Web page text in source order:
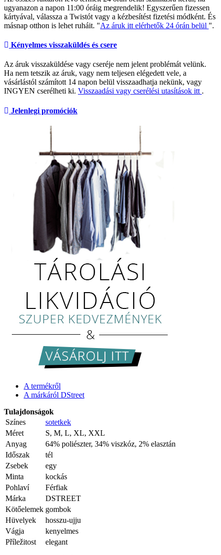
ugyanazon a napon 11:00 óráig megrendelik! Egyszerűen fizessen
kártyával, válassza a Twistót vagy a kézbesítést fizetési módként. És
másnap otthon is lehet ruháit. "Az áruk itt elérhetők 24 órán belül ".
Kényelmes visszaküldés és csere
Az áruk visszaküldése vagy cseréje nem jelent problémát velünk.
Ha nem tetszik az áruk, vagy nem teljesen elégedett vele, a
vásárlástól számított 14 napon belül visszaadhatja nekünk, vagy
INGYEN cserélheti ki. Visszaadási vagy cserélési utasítások itt .
Jelenlegi promóciók
A termékről
A márkáról DStreet
Tulajdonságok
Színes
sotetkek
Méret
S, M, L, XL, XXL
Anyag
64% poliészter, 34% viszkóz, 2% elasztán
Időszak
tél
Zsebek
egy
Minta
kockás
Pohlaví
Férfiak
Márka
DSTREET
Kötőelemek gombok
Hüvelyek
hosszu-ujju
Vágja
kenyelmes
Příležitost
elegant